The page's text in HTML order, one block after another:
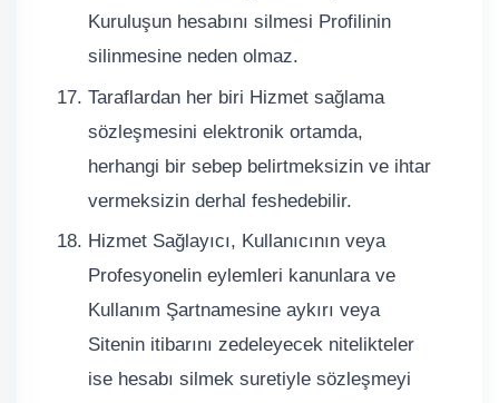
Kuruluşun hesabını silmesi Profilinin
silinmesine neden olmaz.
Taraflardan her biri Hizmet sağlama
sözleşmesini elektronik ortamda,
herhangi bir sebep belirtmeksizin ve ihtar
vermeksizin derhal feshedebilir.
Hizmet Sağlayıcı, Kullanıcının veya
Profesyonelin eylemleri kanunlara ve
Kullanım Şartnamesine aykırı veya
Sitenin itibarını zedeleyecek nitelikteler
ise hesabı silmek suretiyle sözleşmeyi